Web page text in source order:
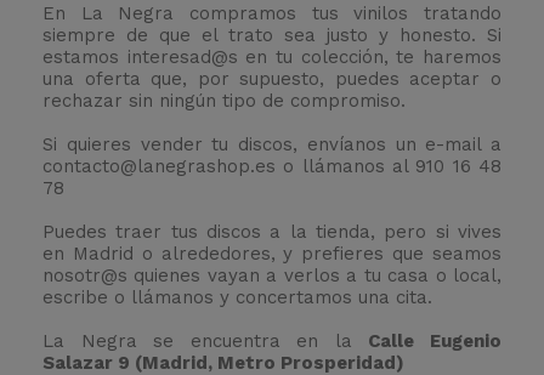
En La Negra compramos tus vinilos tratando
siempre de que el trato sea justo y honesto. Si
estamos interesad@s en tu colección, te haremos
una oferta que, por supuesto, puedes aceptar o
rechazar sin ningún tipo de compromiso.
Si quieres vender tu discos, envíanos un e-mail a
contacto@lanegrashop.es o llámanos al 910 16 48
78
Puedes traer tus discos a la tienda, pero si vives
en Madrid o alrededores, y prefieres que seamos
nosotr@s quienes vayan a verlos a tu casa o local,
escribe o llámanos y concertamos una cita.
La Negra se encuentra en la Calle Eugenio
Salazar 9 (Madrid, Metro Prosperidad)